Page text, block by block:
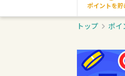
ポイントを貯
トップ ポイ